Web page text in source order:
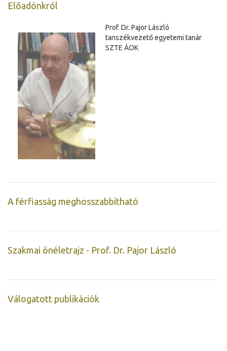
Előadónkról
Prof. Dr. Pajor László
tanszékvezető egyetemi tanár
SZTE ÁOK
A férfiasság meghosszabbítható
Szakmai önéletrajz - Prof. Dr. Pajor László
Válogatott publikációk